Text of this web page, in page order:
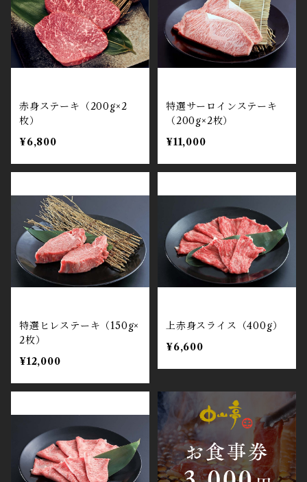
赤身ステーキ（200g×2
枚）
¥6,800
特選サーロインステーキ
（200g×2枚）
¥11,000
特選ヒレステーキ（150g×
2枚）
¥12,000
上赤身スライス（400g）
¥6,600